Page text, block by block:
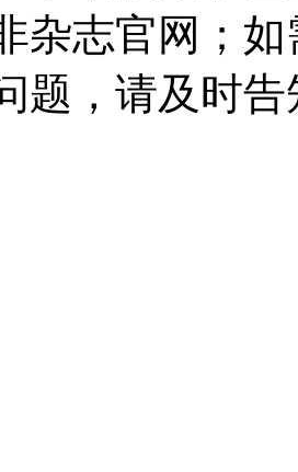
杂志官网；
题，请及时告